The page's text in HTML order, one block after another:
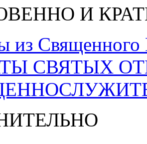
И
из Священного
СВЯТЫХ